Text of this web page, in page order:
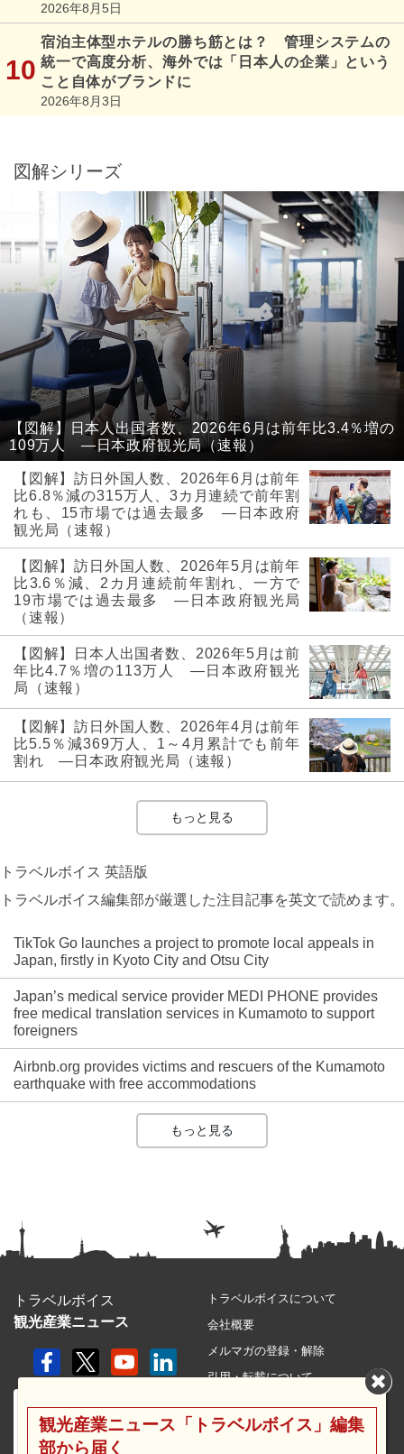
2026年8月5日
宿泊主体型ホテルの勝ち筋とは？ 管理システムの
統一で高度分析、海外では「日本人の企業」という
こと自体がブランドに
2026年8月3日
図解シリーズ
【図解】日本人出国者数、2026年6月は前年比3.4％増の
109万人 ―日本政府観光局（速報）
【図解】訪日外国人数、2026年6月は前年
比6.8％減の315万人、3カ月連続で前年割
れも、15市場では過去最多 ―日本政府
観光局（速報）
【図解】訪日外国人数、2026年5月は前年
比3.6％減、2カ月連続前年割れ、一方で
19市場では過去最多 ―日本政府観光局
（速報）
【図解】日本人出国者数、2026年5月は前
年比4.7％増の113万人 ―日本政府観光
局（速報）
【図解】訪日外国人数、2026年4月は前年
比5.5％減369万人、1～4月累計でも前年
割れ ―日本政府観光局（速報）
もっと見る
トラベルボイス 英語版
トラベルボイス編集部が厳選した注目記事を英文で読めます。
TikTok Go launches a project to promote local appeals in
Japan, firstly in Kyoto City and Otsu City
Japan’s medical service provider MEDI PHONE provides
free medical translation services in Kumamoto to support
foreigners
Airbnb.org provides victims and rescuers of the Kumamoto
earthquake with free accommodations
もっと見る
トラベルボイス
観光産業ニュース
トラベルボイスについて
会社概要
メルマガの登録・解除
引用・転載について
利用規約
観光産業ニュース「トラベルボイス」編集
部から届く